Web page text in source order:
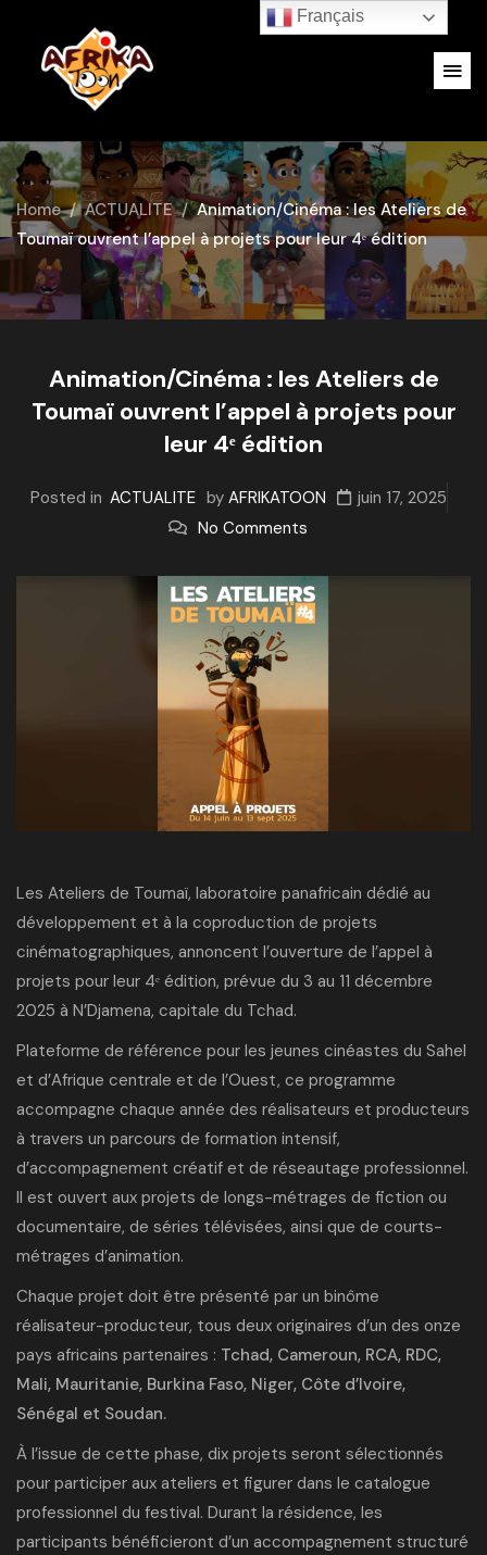
Home ACTUALITE
Animation/Cinéma : les Ateliers de
Toumaï ouvrent l’appel à projets pour leur 4ᵉ édition
Animation/Cinéma : les Ateliers de
Toumaï ouvrent l’appel à projets pour
leur 4ᵉ édition
Posted in ACTUALITE by AFRIKATOON
juin 17, 2025
No Comments
Les Ateliers de Toumaï, laboratoire panafricain dédié au
développement et à la coproduction de projets
cinématographiques, annoncent l’ouverture de l’appel à
projets pour leur 4ᵉ édition, prévue du 3 au 11 décembre
2025 à N’Djamena, capitale du Tchad.
Plateforme de référence pour les jeunes cinéastes du Sahel
et d’Afrique centrale et de l’Ouest, ce programme
accompagne chaque année des réalisateurs et producteurs
à travers un parcours de formation intensif,
d’accompagnement créatif et de réseautage professionnel.
Il est ouvert aux projets de longs-métrages de fiction ou
documentaire, de séries télévisées, ainsi que de courts-
métrages d’animation.
Chaque projet doit être présenté par un binôme
réalisateur-producteur, tous deux originaires d’un des onze
pays africains partenaires : Tchad, Cameroun, RCA, RDC,
Mali, Mauritanie, Burkina Faso, Niger, Côte d’Ivoire,
Sénégal et Soudan.
À l’issue de cette phase, dix projets seront sélectionnés
pour participer aux ateliers et figurer dans le catalogue
professionnel du festival. Durant la résidence, les
participants bénéficieront d’un accompagnement structuré
Français